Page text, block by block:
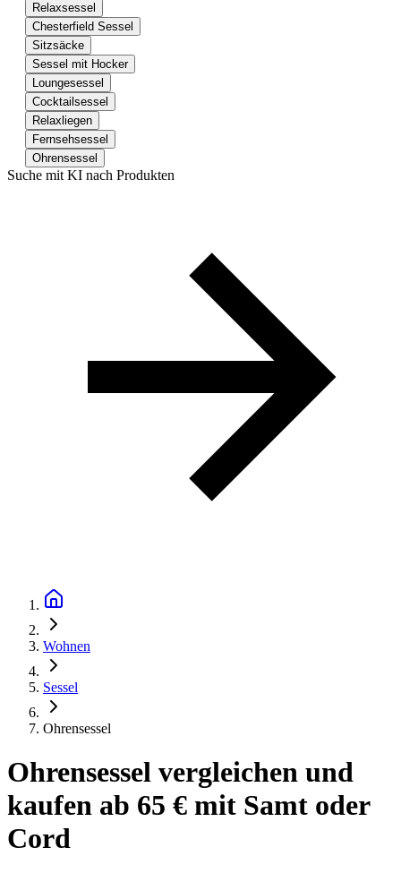
Relaxsessel
Chesterfield Sessel
Sitzsäcke
Sessel mit Hocker
Loungesessel
Cocktailsessel
Relaxliegen
Fernsehsessel
Ohrensessel
Suche mit KI nach Produkten
Wohnen
Sessel
Ohrensessel
Ohrensessel vergleichen und
kaufen ab 65 € mit Samt oder
Cord